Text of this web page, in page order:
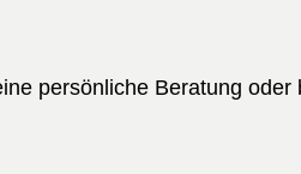
persönliche Beratung oder